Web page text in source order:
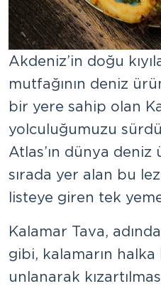
Akdeniz’in doğu
mutfağının deniz
bir yere sahip olan
yolculuğumuzu
Atlas’ın dünya
sırada yer alan bu
listeye giren tek
Kalamar Tava,
gibi, kalamarın
unlanarak